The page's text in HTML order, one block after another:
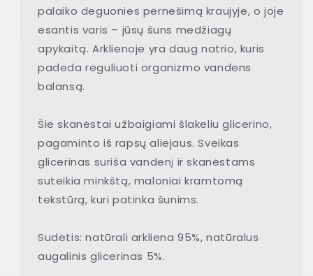
palaiko deguonies pernešimą kraujyje, o joje
esantis varis – jūsų šuns medžiagų
apykaitą. Arklienoje yra daug natrio, kuris
padeda reguliuoti organizmo vandens
balansą.
Šie skanėstai užbaigiami šlakeliu glicerino,
pagaminto iš rapsų aliejaus. Sveikas
glicerinas suriša vandenį ir skanėstams
suteikia minkštą, maloniai kramtomą
tekstūrą, kuri patinka šunims.
Sudėtis: natūrali arkliena 95%, natūralus
augalinis glicerinas 5%.